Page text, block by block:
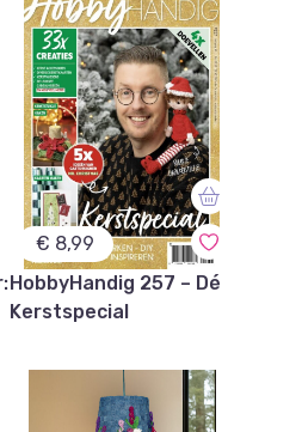
€ 8,99
HobbyHandig 257 – Dé
Kerstspecial